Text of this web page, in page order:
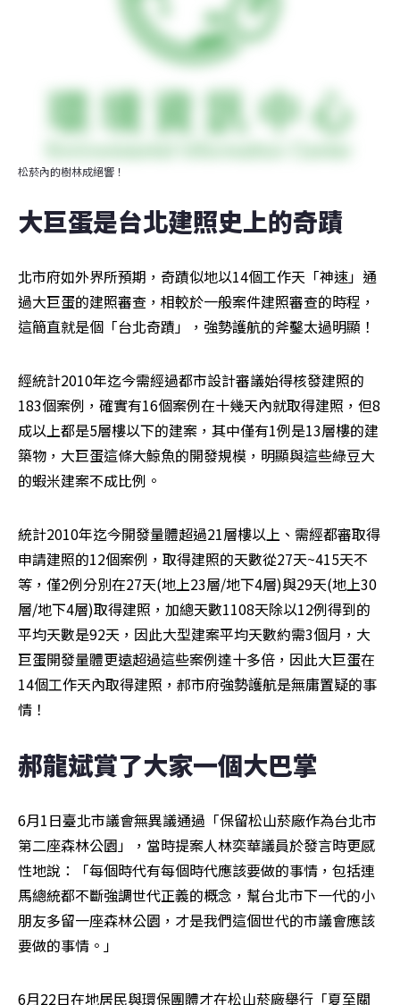
松菸內的樹林成絕響！
大巨蛋是台北建照史上的奇蹟
北市府如外界所預期，奇蹟似地以14個工作天「神速」通
過大巨蛋的建照審查，相較於一般案件建照審查的時程，
這簡直就是個「台北奇蹟」，強勢護航的斧鑿太過明顯！
經統計2010年迄今需經過都市設計審議始得核發建照的
183個案例，確實有16個案例在十幾天內就取得建照，但8
成以上都是5層樓以下的建案，其中僅有1例是13層樓的建
築物，大巨蛋這條大鯨魚的開發規模，明顯與這些綠豆大
的蝦米建案不成比例。
統計2010年迄今開發量體超過21層樓以上、需經都審取得
申請建照的12個案例，取得建照的天數從27天~415天不
等，僅2例分別在27天(地上23層/地下4層)與29天(地上30
層/地下4層)取得建照，加總天數1108天除以12例得到的
平均天數是92天，因此大型建案平均天數約需3個月，大
巨蛋開發量體更遠超過這些案例達十多倍，因此大巨蛋在
14個工作天內取得建照，郝市府強勢護航是無庸置疑的事
情！
郝龍斌賞了大家一個大巴掌
6月1日臺北市議會無異議通過「保留松山菸廠作為台北市
第二座森林公園」，當時提案人林奕華議員於發言時更感
性地說：「每個時代有每個時代應該要做的事情，包括連
馬總統都不斷強調世代正義的概念，幫台北市下一代的小
朋友多留一座森林公園，才是我們這個世代的市議會應該
要做的事情。」
6月22日在地居民與環保團體才在松山菸廠舉行「夏至關